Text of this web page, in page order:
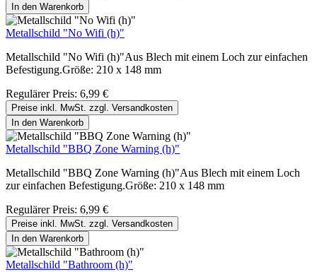
In den Warenkorb
Metallschild "No Wifi (h)"
Metallschild "No Wifi (h)"Aus Blech mit einem Loch zur einfachen
Befestigung.Größe: 210 x 148 mm
Regulärer Preis: 6,99 €
Preise inkl. MwSt. zzgl. Versandkosten
In den Warenkorb
Metallschild "BBQ Zone Warning (h)"
Metallschild "BBQ Zone Warning (h)"Aus Blech mit einem Loch
zur einfachen Befestigung.Größe: 210 x 148 mm
Regulärer Preis: 6,99 €
Preise inkl. MwSt. zzgl. Versandkosten
In den Warenkorb
Metallschild "Bathroom (h)"